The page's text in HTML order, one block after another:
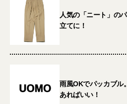
人気の「ニート」の
立てに！
雨風OKでパッカブル
あればいい！